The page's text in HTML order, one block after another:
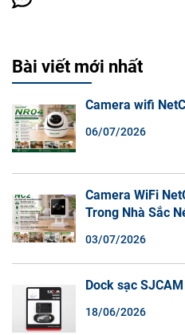
Bài viết mới nhất
Camera wifi
06/07/2026
Camera WiFi
Trong Nhà Sắc
03/07/2026
Dock sạc
18/06/2026